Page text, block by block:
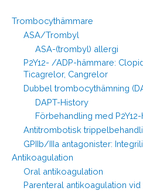
Trombocythämmare
ASA/Trombyl
ASA-(trombyl) allergi
P2Y12- /ADP-hämmare:
Ticagrelor, Cangrelor
Dubbel trombocythämning
DAPT-History
Förbehandling med
Antitrombotisk
GPIIb/IIIa antagonister:
Antikoagulation
Oral antikoagulation
Parenteral antikoagulation vid